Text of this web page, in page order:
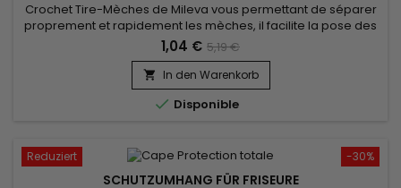
Crochet Tire-Mèches de Mileva vous permettant de séparer
proprement et rapidement les mèches, il facilite la pose des
extensions et une prise de main rapide et simple !
1,04 € 5,19 €
 In den Warenkorb
 Disponible
-30%
Reduziert
SCHUTZUMHANG FÜR FRISEURE